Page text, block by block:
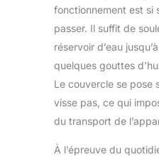
fonctionnement est si
passer. Il suffit de
réservoir d’eau
quelques gouttes
Le couvercle se pose
visse pas, ce qui
du transport de
À l’épreuve du